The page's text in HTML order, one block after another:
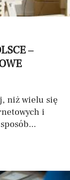
–
niż wielu się
i